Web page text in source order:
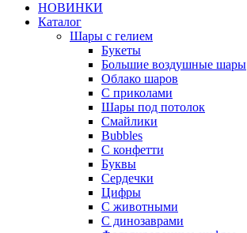
НОВИНКИ
Каталог
Шары с гелием
Букеты
Большие воздушные шары
Облако шаров
С приколами
Шары под потолок
Смайлики
Bubbles
С конфетти
Буквы
Сердечки
Цифры
С животными
С динозаврами